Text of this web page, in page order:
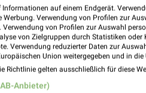
auf einem Endgerät.
Verwendung von Profilen zur
von Profilen zur Auswahl
von Zielgruppen durch Statistiken
Verwendung reduzierter Daten zur
Union weitergegeben und in die
Richtlinie gelten ausschließlich für diese
Anbieter)